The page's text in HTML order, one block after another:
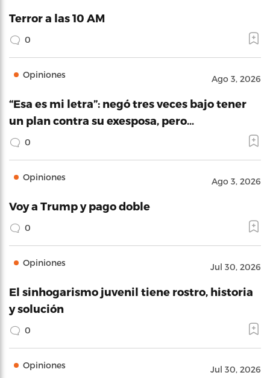
Terror a las 10 AM
0
Opiniones Ago 3, 2026
“Esa es mi letra”: negó tres veces bajo tener
un plan contra su exesposa, pero…
0
Opiniones Ago 3, 2026
Voy a Trump y pago doble
0
Opiniones Jul 30, 2026
El sinhogarismo juvenil tiene rostro, historia
y solución
0
Opiniones Jul 30, 2026